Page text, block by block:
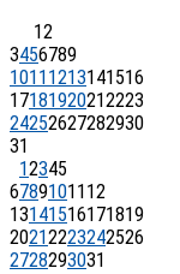
12
3456789
1011 1213141516
17181920212223
24252627282930
31
12345
67891011 12
13141516171819
20212223242526
2728293031